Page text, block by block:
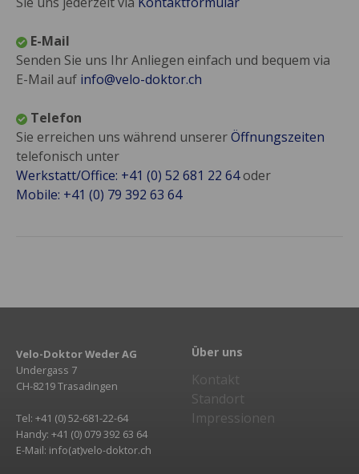
E-Mail
Senden Sie uns Ihr Anliegen einfach und bequem via
E-Mail auf info@velo-doktor.ch
Telefon
Sie erreichen uns während unsererÖffnungszeiten
telefonisch unter
Werkstatt/Office: +41 (0) 52 681 22 64oder
Mobile: +41 (0) 79 392 63 64
Velo-Doktor Weder AG
Undergass 7
CH-8219 Trasadingen
Tel: +41 (0) 52-681-22-64
Handy: +41 (0) 079 392 63 64
E-Mail: info(at)velo-doktor.ch
Über uns
Kontakt
Standort
Impressionen